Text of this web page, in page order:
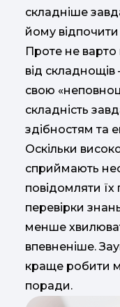
складніше
йому
Проте не варто
від
свою
складність
здібностям та
Оскільки
сприймають
повідомляти їх
перевірки
менше
впевненіше.
краще робити
поради.